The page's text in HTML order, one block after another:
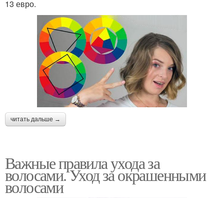
13 евро.
читать дальше →
Важные правила ухода за
волосами. Уход за окрашенными
волосами